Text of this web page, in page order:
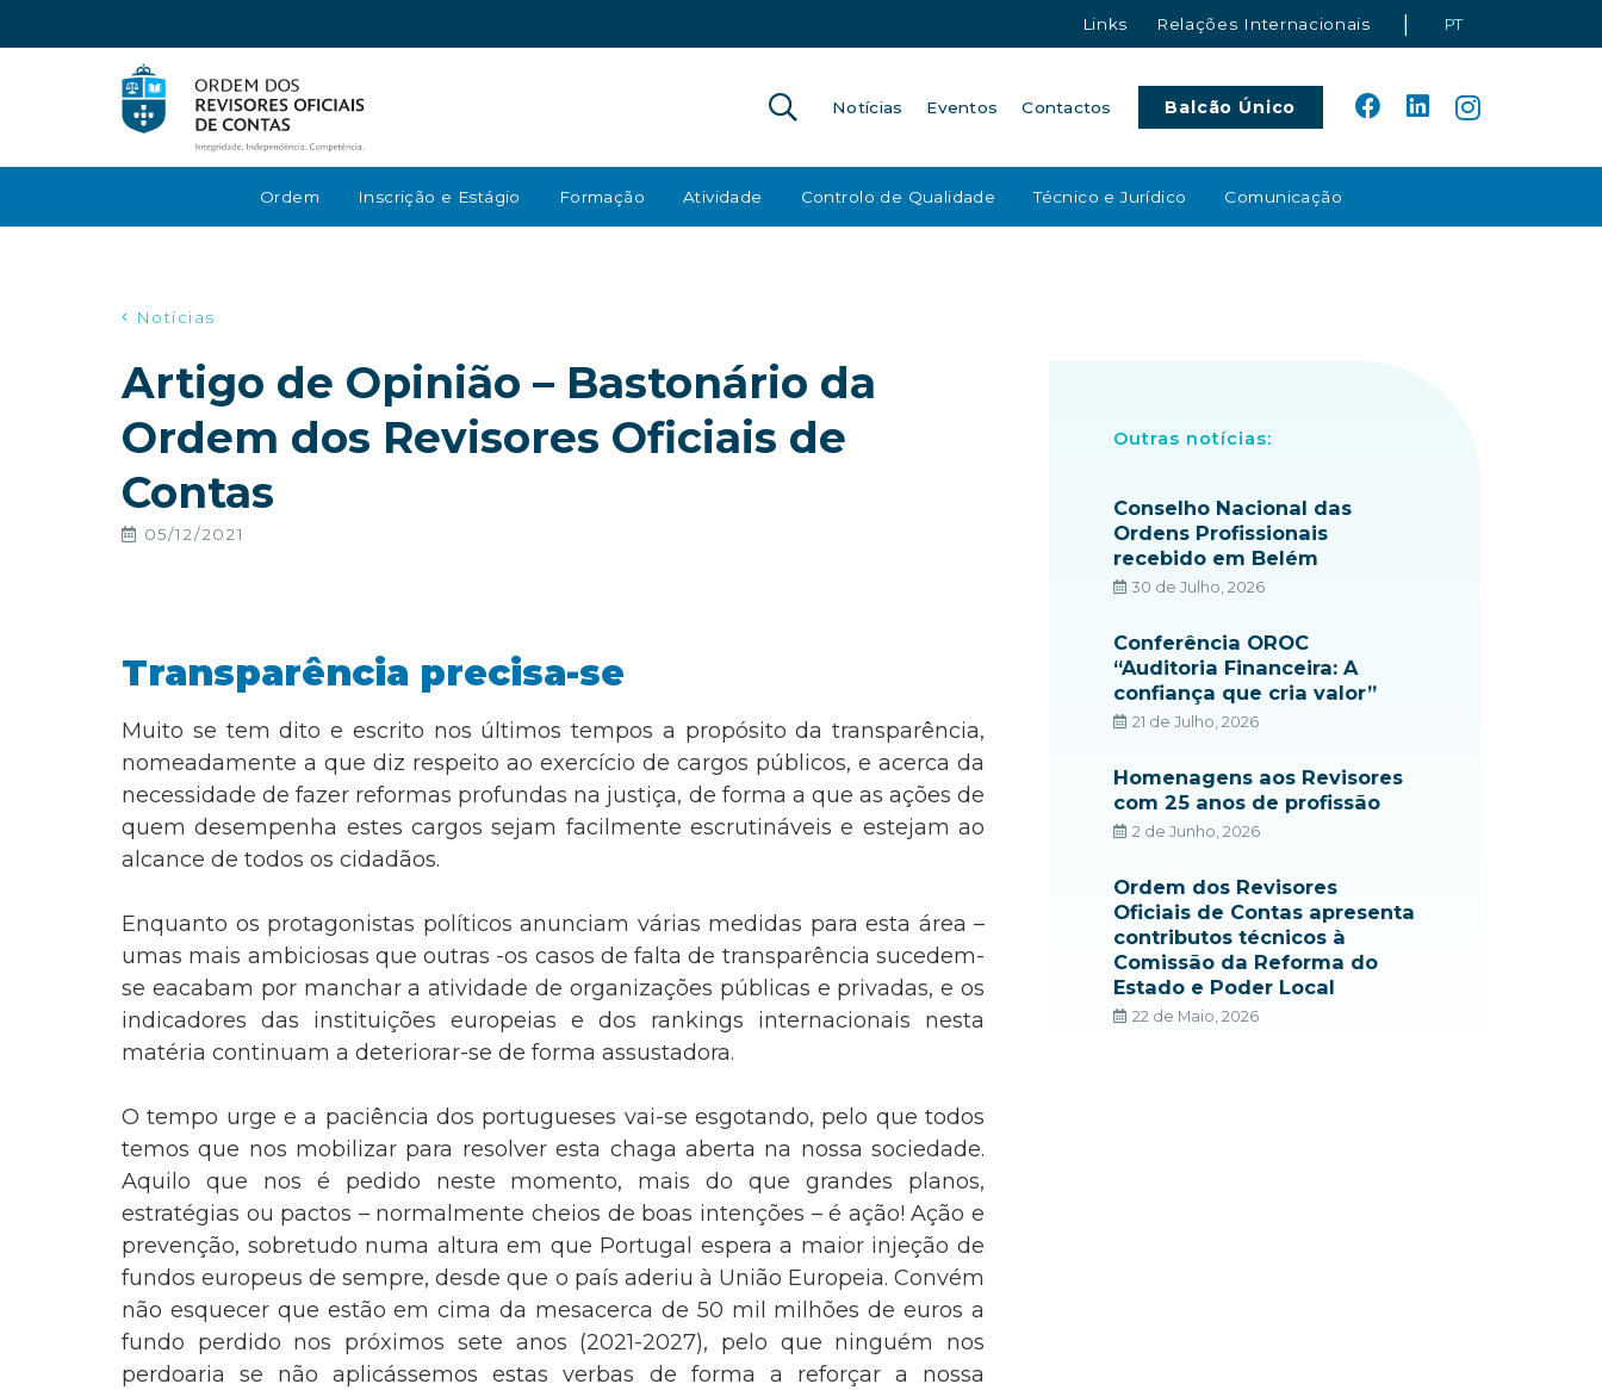
Links Relações Internacionais | PT
Notícias Eventos Contactos Balcão Único
Ordem Inscrição e Estágio Formação Atividade Controlo de Qualidade Técnico e Jurídico Comunicação
Notícias
Artigo de Opinião – Bastonário da
Ordem dos Revisores Oficiais de
Contas
05/12/2021
Transparência precisa-se
Muito se tem dito e escrito nos últimos tempos a propósito da transparência,
nomeadamente a que diz respeito ao exercício de cargos públicos, e acerca da
necessidade de fazer reformas profundas na justiça, de forma a que as ações de
quem desempenha estes cargos sejam facilmente escrutináveis e estejam ao
alcance de todos os cidadãos.
Enquanto os protagonistas políticos anunciam várias medidas para esta área –
umas mais ambiciosas que outras -os casos de falta de transparência sucedem-
se eacabam por manchar a atividade de organizações públicas e privadas, e os
indicadores das instituições europeias e dos rankings internacionais nesta
matéria continuam a deteriorar-se de forma assustadora.
O tempo urge e a paciência dos portugueses vai-se esgotando, pelo que todos
temos que nos mobilizar para resolver esta chaga aberta na nossa sociedade.
Aquilo que nos é pedido neste momento, mais do que grandes planos,
estratégias ou pactos – normalmente cheios de boas intenções – é ação! Ação e
prevenção, sobretudo numa altura em que Portugal espera a maior injeção de
fundos europeus de sempre, desde que o país aderiu à União Europeia. Convém
não esquecer que estão em cima da mesacerca de 50 mil milhões de euros a
fundo perdido nos próximos sete anos (2021-2027), pelo que ninguém nos
perdoaria se não aplicássemos estas verbas de forma a reforçar a nossa
Outras notícias:
Conselho Nacional das
Ordens Profissionais
recebido em Belém
30 de Julho, 2026
Conferência OROC
“Auditoria Financeira: A
confiança que cria valor”
21 de Julho, 2026
Homenagens aos Revisores
com 25 anos de profissão
2 de Junho, 2026
Ordem dos Revisores
Oficiais de Contas apresenta
contributos técnicos à
Comissão da Reforma do
Estado e Poder Local
22 de Maio, 2026